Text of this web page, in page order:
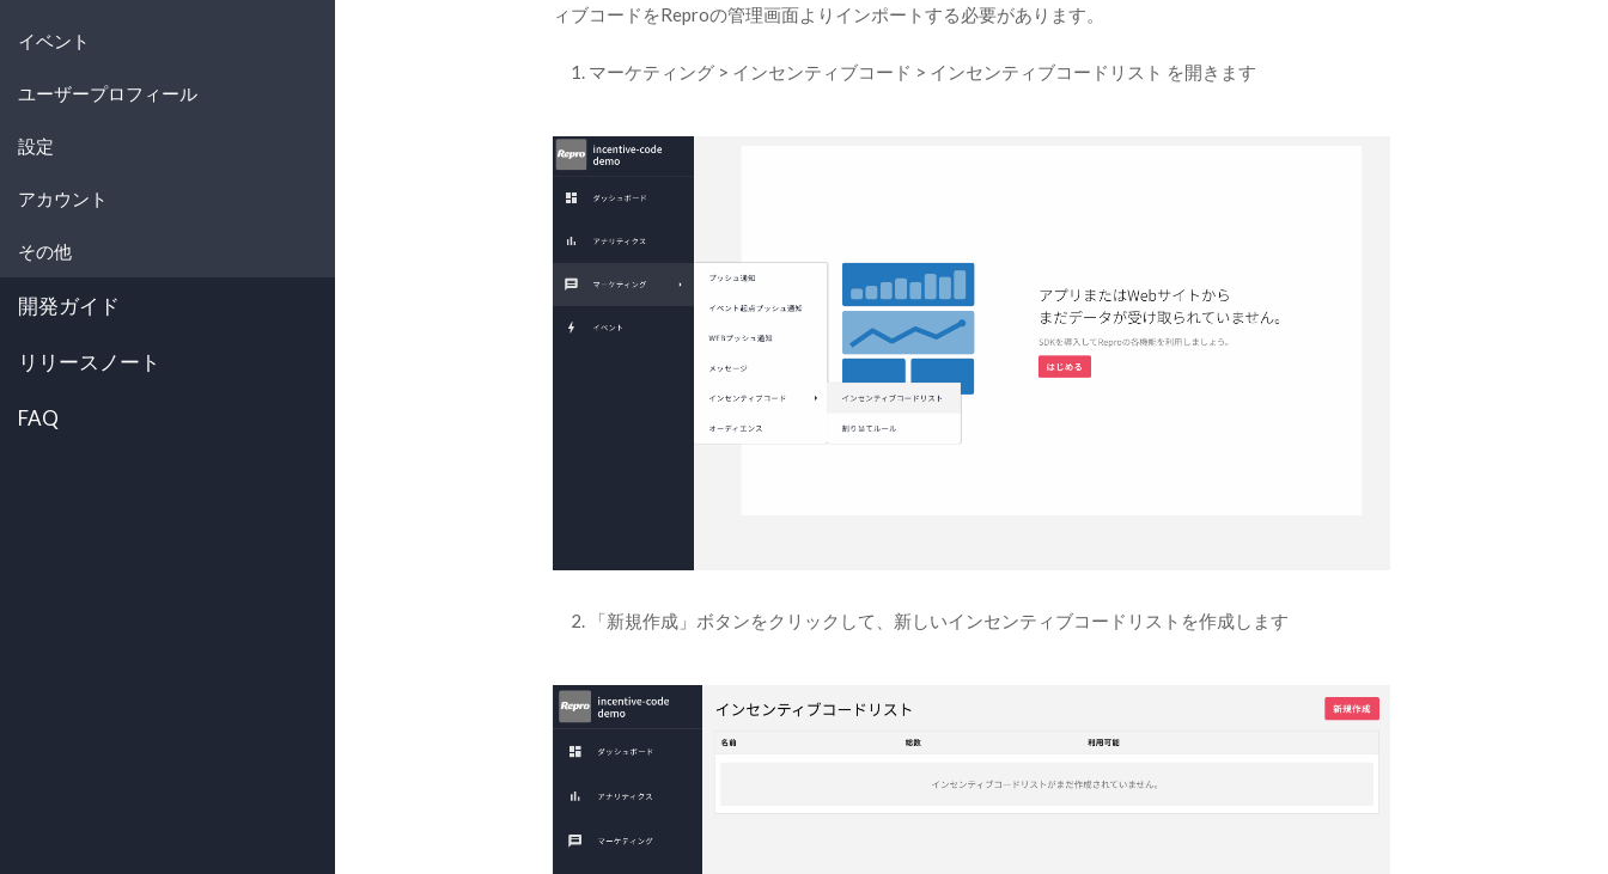
イベント
ユーザープロフィール
設定
アカウント
その他
開発ガイド
リリースノート
FAQ
ィブコードをReproの管理画面よりインポートする必要があります。
マーケティング > インセンティブコード > インセンティブコードリスト を開きます
「新規作成」ボタンをクリックして、新しいインセンティブコードリストを作成します